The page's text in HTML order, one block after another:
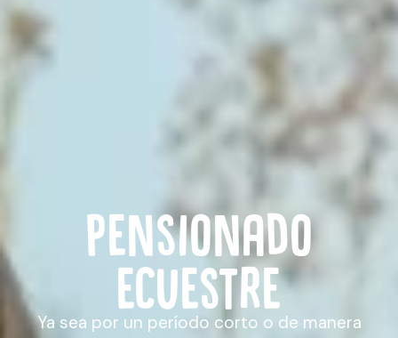
Pensionado
ecuestre
Ya sea por un período corto o de manera